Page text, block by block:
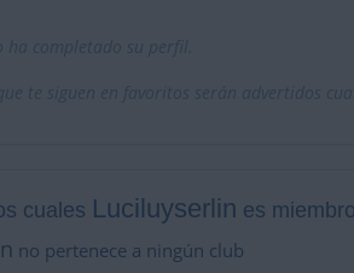
ha completado su perfil.
te siguen en favoritos serán advertidos
cuales Luciluyserlin es
no pertenece a ningún club